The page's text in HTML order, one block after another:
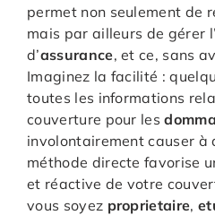
permet non seulement de
mais par ailleurs de gérer
d’assurance, et ce, sans
Imaginez la facilité :
toutes les informations
couverture pour les
involontairement causer à
méthode directe favorise
et réactive de votre
vous soyez proprietaire,